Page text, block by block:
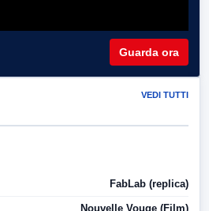
Guarda ora
VEDI TUTTI
FabLab (replica)
Nouvelle Vouge (Film)